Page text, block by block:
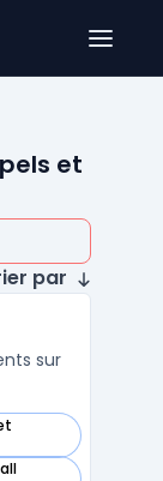
et
par
sur